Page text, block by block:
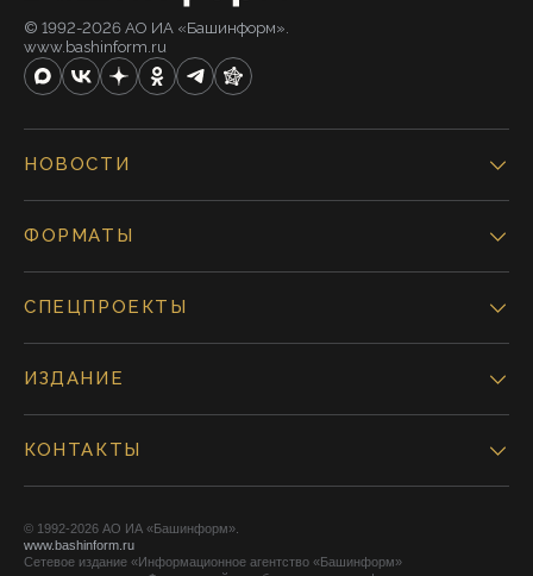
© 1992-2026 АО ИА «Башинформ».
www.bashinform.ru
НОВОСТИ
ФОРМАТЫ
СПЕЦПРОЕКТЫ
ИЗДАНИЕ
КОНТАКТЫ
© 1992-2026 АО ИА «Башинформ».
www.bashinform.ru
Сетевое издание «Информационное агентство «Башинформ»